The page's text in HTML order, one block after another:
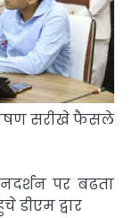
सरीखे फैसले
पर बढता
डीएम द्वार